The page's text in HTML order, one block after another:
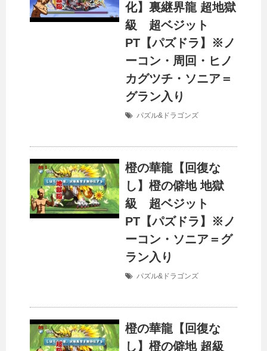
化】裏継界龍 超地獄
級 超ベジット
PT【パズドラ】※ノ
ーコン・周回・ヒノ
カグツチ・ソニア＝
グラン入り
パズル&ドラゴンズ
橙の華龍【回復な
し】橙の僻地 地獄
級 超ベジット
PT【パズドラ】※ノ
ーコン・ソニア＝グ
ラン入り
パズル&ドラゴンズ
橙の華龍【回復な
し】橙の僻地 超級